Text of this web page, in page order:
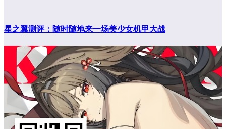
星之翼测评：随时随地来一场美少女机甲大战